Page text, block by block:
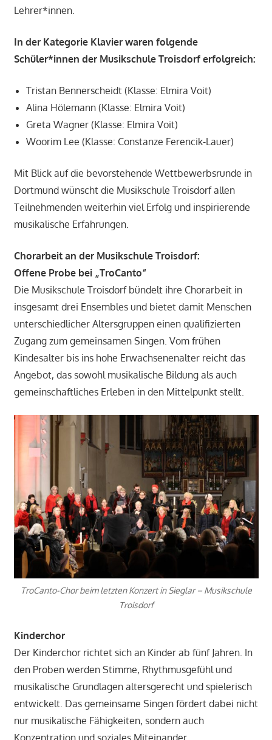
Lehrer*innen.
In der Kategorie Klavier waren folgende
Schüler*innen der Musikschule Troisdorf erfolgreich:
Tristan Bennerscheidt (Klasse: Elmira Voit)
Alina Hölemann (Klasse: Elmira Voit)
Greta Wagner (Klasse: Elmira Voit)
Woorim Lee (Klasse: Constanze Ferencik-Lauer)
Mit Blick auf die bevorstehende Wettbewerbsrunde in
Dortmund wünscht die Musikschule Troisdorf allen
Teilnehmenden weiterhin viel Erfolg und inspirierende
musikalische Erfahrungen.
Chorarbeit an der Musikschule Troisdorf:
Offene Probe bei „TroCanto“
Die Musikschule Troisdorf bündelt ihre Chorarbeit in
insgesamt drei Ensembles und bietet damit Menschen
unterschiedlicher Altersgruppen einen qualifizierten
Zugang zum gemeinsamen Singen. Vom frühen
Kindesalter bis ins hohe Erwachsenenalter reicht das
Angebot, das sowohl musikalische Bildung als auch
gemeinschaftliches Erleben in den Mittelpunkt stellt.
TroCanto-Chor beim letzten Konzert in Sieglar – Musikschule
Troisdorf
Kinderchor
Der Kinderchor richtet sich an Kinder ab fünf Jahren. In
den Proben werden Stimme, Rhythmusgefühl und
musikalische Grundlagen altersgerecht und spielerisch
entwickelt. Das gemeinsame Singen fördert dabei nicht
nur musikalische Fähigkeiten, sondern auch
Konzentration und soziales Miteinander.